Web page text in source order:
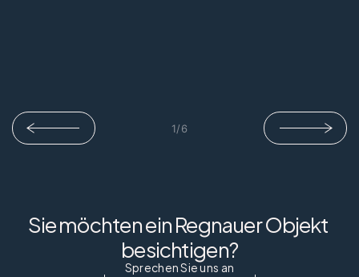
1/6
Sie möchten ein Regnauer Objekt
besichtigen?
Sprechen Sie uns an